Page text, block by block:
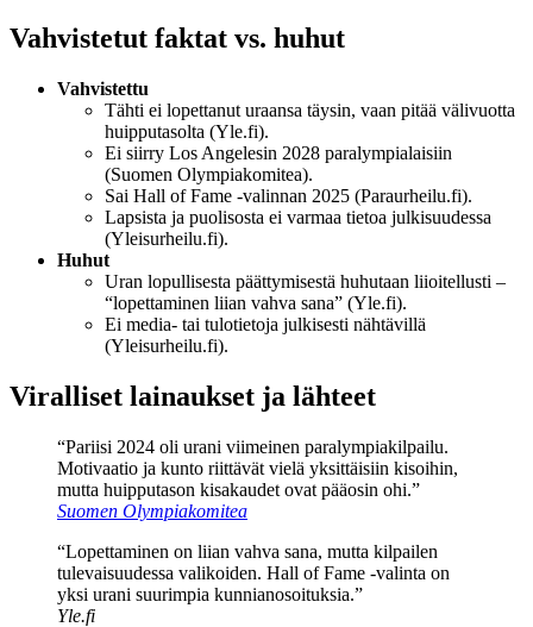
Vahvistetut faktat vs. huhut
Vahvistettu
Tähti ei lopettanut uraansa täysin, vaan pitää välivuotta
huipputasolta (Yle.fi).
Ei siirry Los Angelesin 2028 paralympialaisiin
(Suomen Olympiakomitea).
Sai Hall of Fame -valinnan 2025 (Paraurheilu.fi).
Lapsista ja puolisosta ei varmaa tietoa julkisuudessa
(Yleisurheilu.fi).
Huhut
Uran lopullisesta päättymisestä huhutaan liioitellusti –
“lopettaminen liian vahva sana” (Yle.fi).
Ei media- tai tulotietoja julkisesti nähtävillä
(Yleisurheilu.fi).
Viralliset lainaukset ja lähteet
“Pariisi 2024 oli urani viimeinen paralympiakilpailu.
Motivaatio ja kunto riittävät vielä yksittäisiin kisoihin,
mutta huipputason kisakaudet ovat pääosin ohi.”
Suomen Olympiakomitea
“Lopettaminen on liian vahva sana, mutta kilpailen
tulevaisuudessa valikoiden. Hall of Fame -valinta on
yksi urani suurimpia kunnianosoituksia.”
Yle.fi